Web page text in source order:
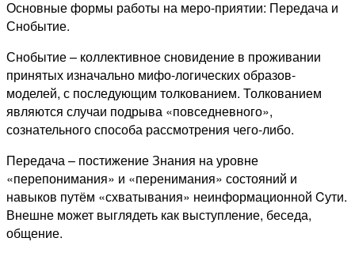
Основные формы работы на меро-приятии: Передача и
Снобытие.
Снобытие – коллективное сновидение в проживании
принятых изначально мифо-логических образов-
моделей, с последующим толкованием. Толкованием
являются случаи подрыва «повседневного»,
сознательного способа рассмотрения чего-либо.
Передача – постижение Знания на уровне
«перепонимания» и «перенимания» состояний и
навыков путём «схватывания» неинформационной Cути.
Внешне может выглядеть как выступление, беседа,
общение.